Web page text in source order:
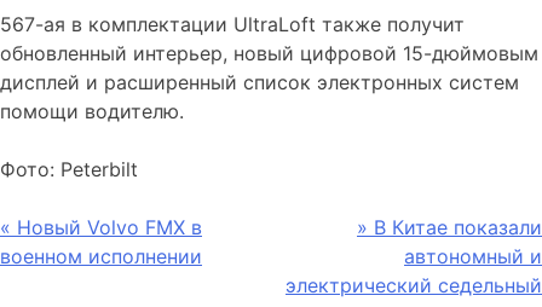
567-ая в комплектации UltraLoft также получит
обновленный интерьер, новый цифровой 15-дюймовым
дисплей и расширенный список электронных систем
помощи водителю.
Фото: Peterbilt
Навигация
по
« Новый Volvo FMX в
военном исполнении
» В Китае показали
автономный и
электрический седельный